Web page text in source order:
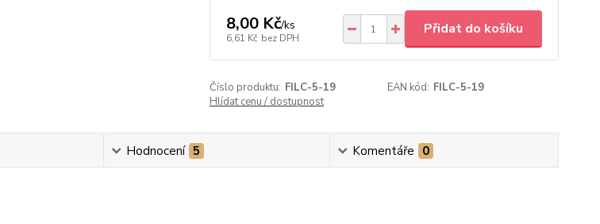
8,00 Kč/ks
6,61 Kč bez DPH
Přidat do košíku
Číslo produktu: FILC-5-19 EAN kód: FILC-5-19
Hlídat cenu / dostupnost
Hodnocení 5 Komentáře 0